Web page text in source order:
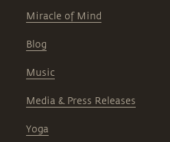
Miracle of Mind
Blog
Music
Media & Press Releases
Yoga